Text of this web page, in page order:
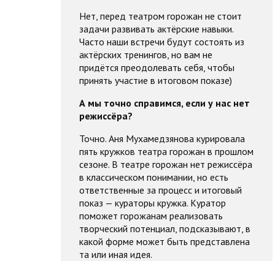
Нет, перед театром горожан не стоит
задачи развивать актёрские навыки.
Часто наши встречи будут состоять из
актёрских тренингов, но вам не
придётся преодолевать себя, чтобы
принять участие в итоговом показе)
А мы точно справимся, если у нас нет
режиссёра?
Точно. Аня Мухамедзянова курировала
пять кружков театра горожан в прошлом
сезоне. В театре горожан нет режиссёра
в классическом понимании, но есть
ответственные за процесс и итоговый
показ — кураторы кружка. Куратор
поможет горожанам реализовать
творческий потенциал, подсказывают, в
какой форме может быть представлена
та или иная идея.